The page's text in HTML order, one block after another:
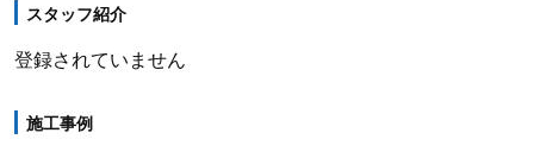
スタッフ紹介
登録されていません
施工事例